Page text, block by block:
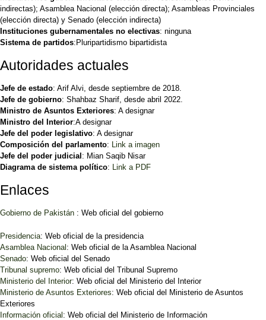
indirectas); Asamblea Nacional (elección directa); Asambleas Provinciales
(elección directa) y Senado (elección indirecta)
Instituciones gubernamentales no electivas: ninguna
Sistema de partidos:Pluripartidismo bipartidista
Autoridades actuales
Jefe de estado: Arif Alvi, desde septiembre de 2018.
Jefe de gobierno: Shahbaz Sharif, desde abril 2022.
Ministro de Asuntos Exteriores: A designar
Ministro del Interior:A designar
Jefe del poder legislativo: A designar
Composición del parlamento: Link a imagen
Jefe del poder judicial : Mian Saqib Nisar
Diagrama de sistema político: Link a PDF
Enlaces
Gobierno de Pakistán : Web oficial del gobierno
Presidencia: Web oficial de la presidencia
Asamblea Nacional: Web oficial de la Asamblea Nacional
Senado: Web oficial del Senado
Tribunal supremo: Web oficial del Tribunal Supremo
Ministerio del Interior: Web oficial del Ministerio del Interior
Ministerio de Asuntos Exteriores: Web oficial del Ministerio de Asuntos
Exteriores
Información oficial: Web oficial del Ministerio de Información